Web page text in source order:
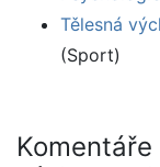
Tělesná
(Sport)